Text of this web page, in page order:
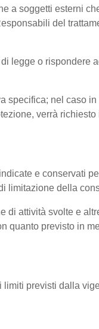
a soggetti esterni
del
legge o rispondere
specifica; nel caso
verrà
e conservati
limitazione della
di attività svolte e
quanto previsto in
previsti dalla